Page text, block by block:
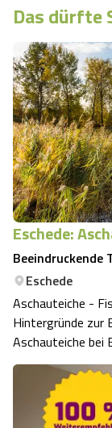
Das dürfte
Eschede:
Beeindruckende
Eschede
Aschauteiche -
Hintergründe zur
Aschauteiche bei
Landschaft, die
Moorflächen
durchziehen das